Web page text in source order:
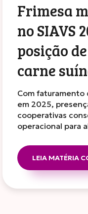
Frimesa
no SIAVS
posição
carne
Com
em 2025,
cooperativas
operacional para
LEIA MATÉRIA